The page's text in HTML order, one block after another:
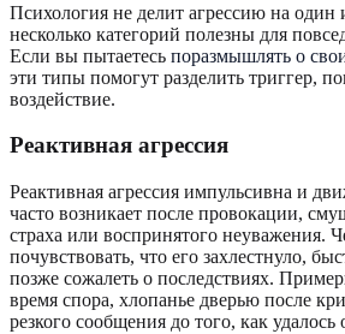
Психология не делит агрессию на один
несколько категорий полезны для
Если вы пытаетесь поразмышлять о
эти типы помогут разделить триггер,
воздействие.
Реактивная агрессия
Реактивная агрессия импульсивна и
часто возникает после провокации,
страха или воспринятого неуважения.
почувствовать, что его захлестнуло,
позже сожалеть о последствиях.
время спора, хлопанье дверью после
резкого сообщения до того, как удалось